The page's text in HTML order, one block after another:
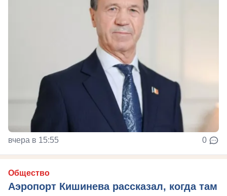
вчера в 15:55 0
Общество
Аэропорт Кишинева рассказал, когда там